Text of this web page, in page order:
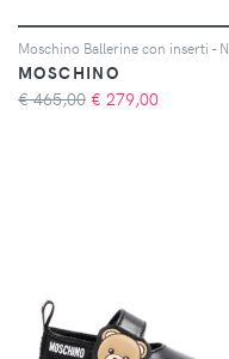
MOSCHINO
€ 465,00 € 279,00